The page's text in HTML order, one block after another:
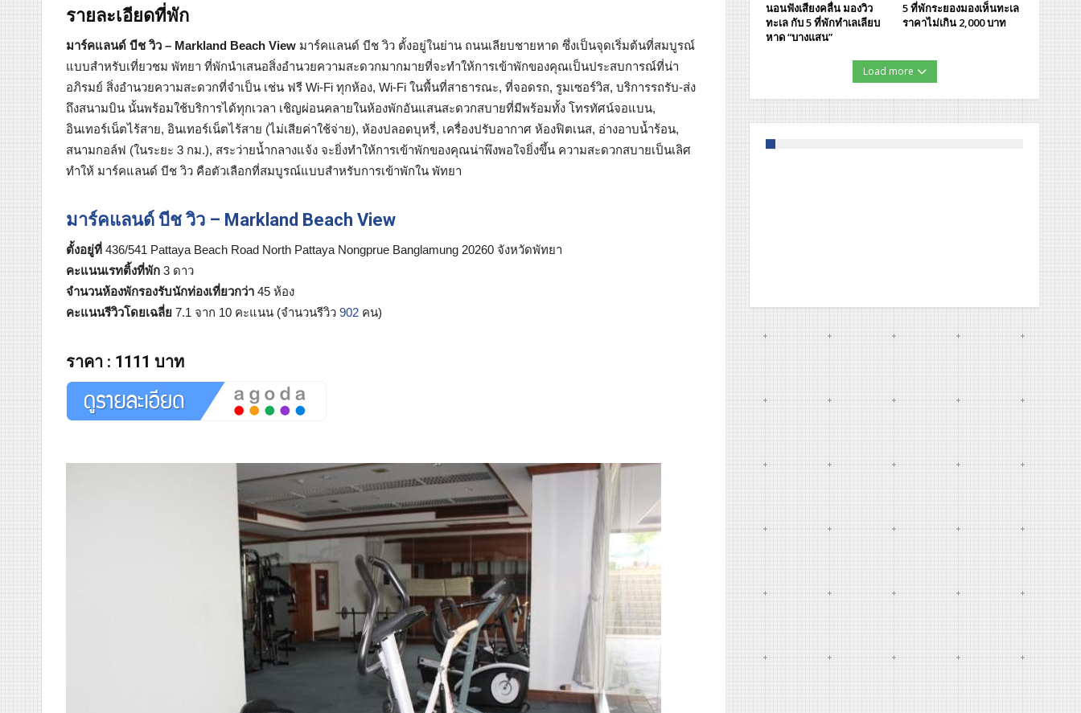
รายละเอียดที่พัก
มาร์คแลนด์ บีช วิว – Markland Beach View มาร์คแลนด์ บีช วิว ตั้งอยู่ในย่าน ถนนเลียบชายหาด ซึ่งเป็นจุดเริ่มต้นที่สมบูรณ์
แบบสำหรับเที่ยวชม พัทยา ที่พักนำเสนอสิ่งอำนวยความสะดวกมากมายที่จะทำให้การเข้าพักของคุณเป็นประสบการณ์ที่น่า
อภิรมย์ สิ่งอำนวยความสะดวกที่จำเป็น เช่น ฟรี Wi-Fi ทุกห้อง, Wi-Fi ในพื้นที่สาธารณะ, ที่จอดรถ, รูมเซอร์วิส, บริการรถรับ-ส่ง
ถึงสนามบิน นั้นพร้อมใช้บริการได้ทุกเวลา เชิญผ่อนคลายในห้องพักอันแสนสะดวกสบายที่มีพร้อมทั้ง โทรทัศน์จอแบน,
อินเทอร์เน็ตไร้สาย, อินเทอร์เน็ตไร้สาย (ไม่เสียค่าใช้จ่าย), ห้องปลอดบุหรี่, เครื่องปรับอากาศ ห้องฟิตเนส, อ่างอาบน้ำร้อน,
สนามกอล์ฟ (ในระยะ 3 กม.), สระว่ายน้ำกลางแจ้ง จะยิ่งทำให้การเข้าพักของคุณน่าพึงพอใจยิ่งขึ้น ความสะดวกสบายเป็นเลิศ
ทำให้ มาร์คแลนด์ บีช วิว คือตัวเลือกที่สมบูรณ์แบบสำหรับการเข้าพักใน พัทยา
มาร์คแลนด์ บีช วิว – Markland Beach View
ตั้งอยู่ที่ 436/541 Pattaya Beach Road North Pattaya Nongprue Banglamung 20260 จังหวัดพัทยา
คะแนนเรทติ้งที่พัก 3 ดาว
จำนวนห้องพักรองรับนักท่องเที่ยวกว่า 45 ห้อง
คะแนนรีวิวโดยเฉลี่ย 7.1 จาก 10 คะแนน (จำนวนรีวิว 902 คน)
ราคา : 1111 บาท
นอนฟังเสียงคลื่น มองวิว
ทะเล กับ 5 ที่พักทำเลเลียบ
หาด “บางแสน”
5 ที่พักระยองมองเห็นทะเล
ราคาไม่เกิน 2,000 บาท
Load more